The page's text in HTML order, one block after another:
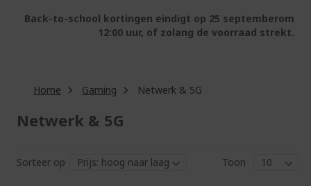
Back-to-school kortingen eindigt op 25 septemberom
12:00 uur, of zolang de voorraad strekt.
Home Gaming Netwerk & 5G
Netwerk & 5G
Sorteer op Toon